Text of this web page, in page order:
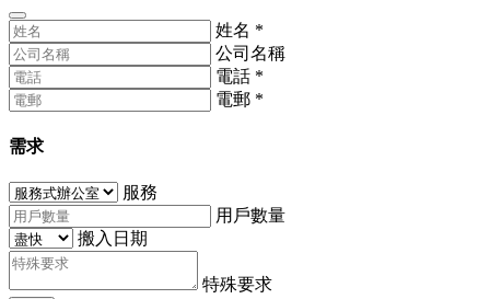
姓名 *
公司名稱
電話 *
電郵 *
需求
服務
用戶數量
搬入日期
特殊要求